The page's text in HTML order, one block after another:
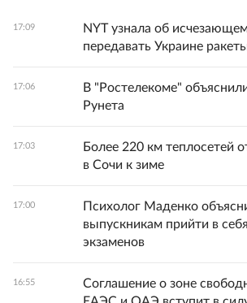
17:09
NYT узнала об
передавать Украине
17:06
В "Ростелекоме"
Рунета
17:03
Более 220 км теплосетей
в Сочи к зиме
17:00
Психолог Маденко
выпускникам прийти в
экзаменов
16:55
Соглашение о зоне